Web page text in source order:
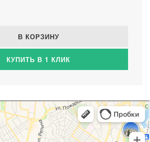
В КОРЗИНУ
КУПИТЬ В 1 КЛИК
канализации в Севастополе
в Севастополе